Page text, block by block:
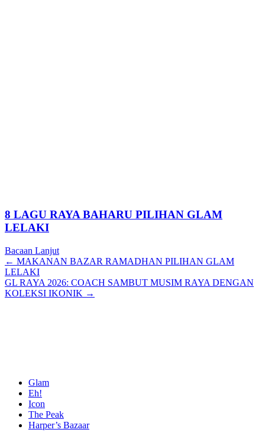
8 LAGU RAYA BAHARU PILIHAN GLAM
LELAKI
Bacaan Lanjut
Posts
navigation
← MAKANAN BAZAR RAMADHAN PILIHAN GLAM
LELAKI
GL RAYA 2026: COACH SAMBUT MUSIM RAYA DENGAN
KOLEKSI IKONIK →
Glam
Eh!
Icon
The Peak
Harper’s Bazaar